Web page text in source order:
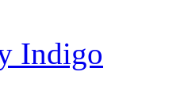
Indigo